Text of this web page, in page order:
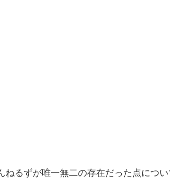
ねるずが唯一無二の存在だった点につい